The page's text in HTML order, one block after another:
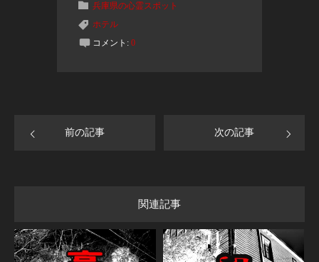
兵庫県の心霊スポット
ホテル
コメント: 0
前の記事 次の記事
関連記事